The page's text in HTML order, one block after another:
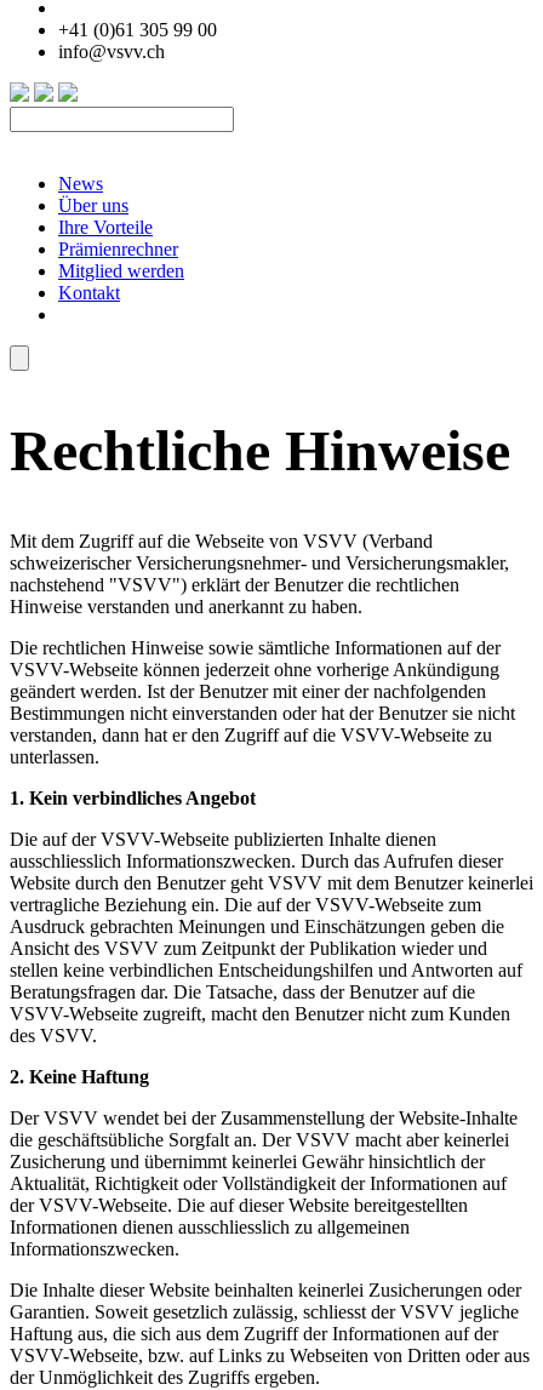
+41 (0)61 305 99 00
info@vsvv.ch
News
Über uns
Ihre Vorteile
Prämienrechner
Mitglied werden
Kontakt
Rechtliche Hinweise
Mit dem Zugriff auf die Webseite von VSVV (Verband
schweizerischer Versicherungsnehmer- und Versicherungsmakler,
nachstehend "VSVV") erklärt der Benutzer die rechtlichen
Hinweise verstanden und anerkannt zu haben.
Die rechtlichen Hinweise sowie sämtliche Informationen auf der
VSVV-Webseite können jederzeit ohne vorherige Ankündigung
geändert werden. Ist der Benutzer mit einer der nachfolgenden
Bestimmungen nicht einverstanden oder hat der Benutzer sie nicht
verstanden, dann hat er den Zugriff auf die VSVV-Webseite zu
unterlassen.
1. Kein verbindliches Angebot
Die auf der VSVV-Webseite publizierten Inhalte dienen
ausschliesslich Informationszwecken. Durch das Aufrufen dieser
Website durch den Benutzer geht VSVV mit dem Benutzer keinerlei
vertragliche Beziehung ein. Die auf der VSVV-Webseite zum
Ausdruck gebrachten Meinungen und Einschätzungen geben die
Ansicht des VSVV zum Zeitpunkt der Publikation wieder und
stellen keine verbindlichen Entscheidungshilfen und Antworten auf
Beratungsfragen dar. Die Tatsache, dass der Benutzer auf die
VSVV-Webseite zugreift, macht den Benutzer nicht zum Kunden
des VSVV.
2. Keine Haftung
Der VSVV wendet bei der Zusammenstellung der Website-Inhalte
die geschäftsübliche Sorgfalt an. Der VSVV macht aber keinerlei
Zusicherung und übernimmt keinerlei Gewähr hinsichtlich der
Aktualität, Richtigkeit oder Vollständigkeit der Informationen auf
der VSVV-Webseite. Die auf dieser Website bereitgestellten
Informationen dienen ausschliesslich zu allgemeinen
Informationszwecken.
Die Inhalte dieser Website beinhalten keinerlei Zusicherungen oder
Garantien. Soweit gesetzlich zulässig, schliesst der VSVV jegliche
Haftung aus, die sich aus dem Zugriff der Informationen auf der
VSVV-Webseite, bzw. auf Links zu Webseiten von Dritten oder aus
der Unmöglichkeit des Zugriffs ergeben.